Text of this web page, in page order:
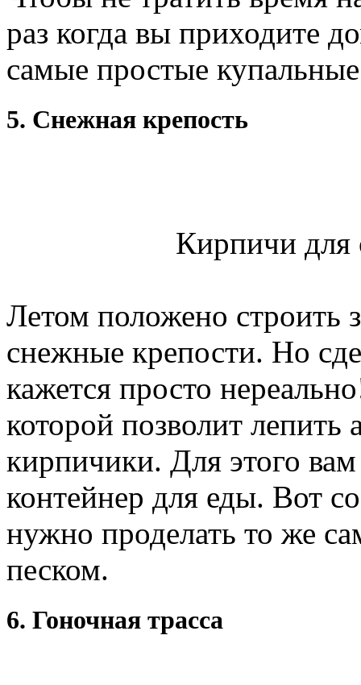
раз когда вы приходите
самые простые
5. Снежная крепость
Кирпичи для
Летом положено строить
снежные крепости. Но
кажется просто
которой позволит
кирпичики. Для этого
контейнер для еды. Вот
нужно проделать то же
песком.
6. Гоночная трасса